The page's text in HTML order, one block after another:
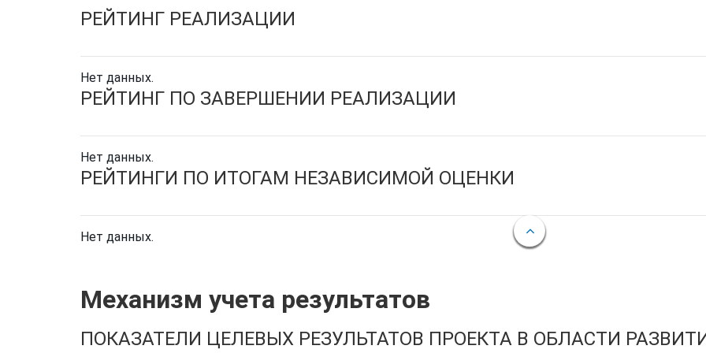
РЕЙТИНГ РЕАЛИЗАЦИИ
Нет данных.
РЕЙТИНГ ПО ЗАВЕРШЕНИИ РЕАЛИЗАЦИИ
Нет данных.
РЕЙТИНГИ ПО ИТОГАМ НЕЗАВИСИМОЙ ОЦЕНКИ
Нет данных.
Механизм учета результатов
ПОКАЗАТЕЛИ ЦЕЛЕВЫХ РЕЗУЛЬТАТОВ ПРОЕКТА В ОБЛАСТИ